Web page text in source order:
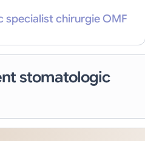
specialist chirurgie OMF
stomatologic